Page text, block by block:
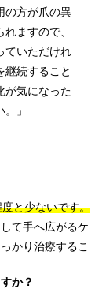
の方が爪の異
ますので、
ていただけれ
継続すること
が気になった
」
と少ないです。
て手へ広がるケ
かり治療するこ
か？